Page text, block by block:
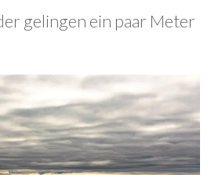
gelingen ein paar Meter